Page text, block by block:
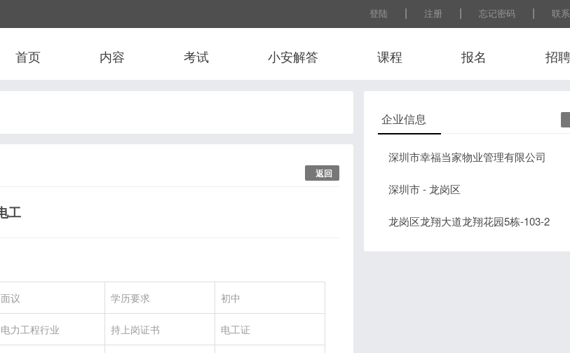
登陆 | 注册 | 忘记密码 | 联
首页 内容 考试 小安解答 课程 报名 招聘
返回
工
面议 学历要求 初中
电力工程行业 持上岗证书 电工证
企业信息
深圳市幸福当家物业管理有限公司
深圳市 - 龙岗区
龙岗区龙翔大道龙翔花园5栋-103-2